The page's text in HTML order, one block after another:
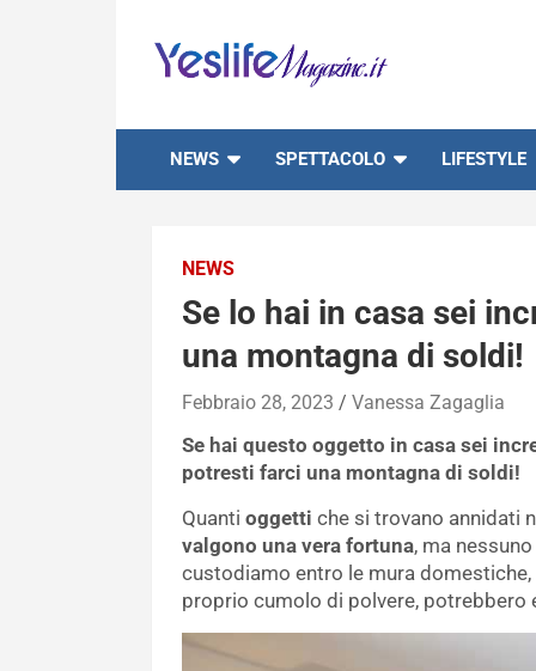
content
NEWS SPETTACOLO LIFESTYLE
NEWS
Se lo hai in casa sei
una montagna di soldi!
Febbraio 28, 2023 Vanessa Zagaglia
Se hai questo oggetto in casa sei
potresti farci una montagna di soldi!
Quanti oggetti che si trovano annidati
valgono una vera fortuna, ma
custodiamo entro le mura
proprio cumolo di polvere, potrebbero